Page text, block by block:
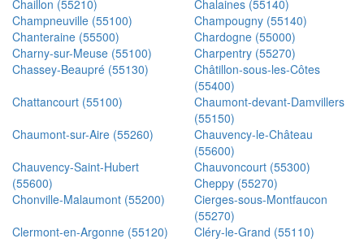
Chaillon (55210)
Chalaines (55140)
Champneuville (55100)
Champougny (55140)
Chanteraine (55500)
Chardogne (55000)
Charny-sur-Meuse (55100)
Charpentry (55270)
Chassey-Beaupré (55130)
Châtillon-sous-les-Côtes
(55400)
Chattancourt (55100)
Chaumont-devant-Damvillers
(55150)
Chaumont-sur-Aire (55260)
Chauvency-le-Château
(55600)
Chauvency-Saint-Hubert
(55600)
Chauvoncourt (55300)
Cheppy (55270)
Chonville-Malaumont (55200)
Cierges-sous-Montfaucon
(55270)
Clermont-en-Argonne (55120)
Cléry-le-Grand (55110)